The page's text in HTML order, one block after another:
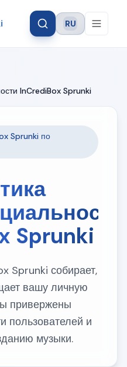
Language
RU
InCrediBox Sprunki
Sprunki по
Sprunki
Sprunki собирает,
вашу личную
привержены
пользователей и
музыки.